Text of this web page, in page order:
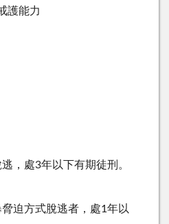
護能力
，處3年以下有期徒刑。
迫方式脫逃者，處1年以